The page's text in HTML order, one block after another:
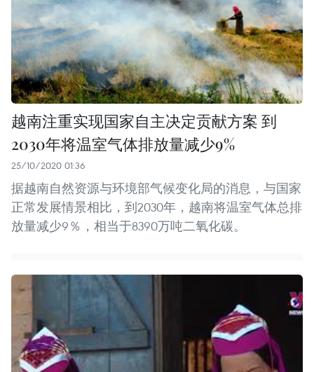
越南注重实现国家自主决定贡献方案 到
2030年将温室气体排放量减少9%
25/10/2020 01:36
据越南自然资源与环境部气候变化局的消息，与国家
正常发展情景相比，到2030年，越南将温室气体总排
放量减少9％，相当于8390万吨二氧化碳。